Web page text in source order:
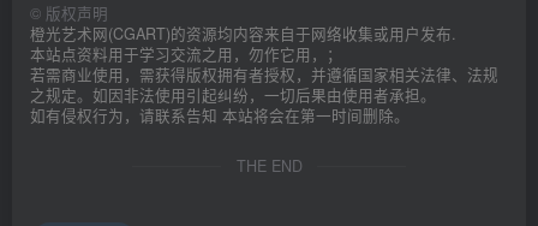
© 版权声明
橙光艺术网(CGART)的资源均内容来自于网络收集或用户发布.
本站点资料用于学习交流之用，勿作它用，；
若需商业使用，需获得版权拥有者授权，并遵循国家相关法律、法规
之规定。如因非法使用引起纠纷，一切后果由使用者承担。
如有侵权行为，请联系告知 本站将会在第一时间删除。
THE END